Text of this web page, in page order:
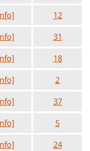
12
31
18
2
37
5
24